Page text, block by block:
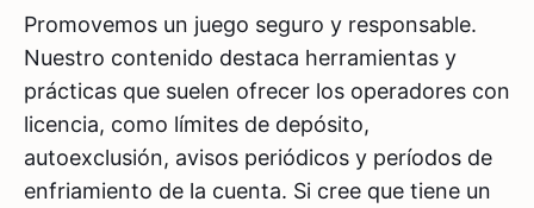
Promovemos un juego seguro y responsable.
Nuestro contenido destaca herramientas y
prácticas que suelen ofrecer los operadores con
licencia, como límites de depósito,
autoexclusión, avisos periódicos y períodos de
enfriamiento de la cuenta. Si cree que tiene un